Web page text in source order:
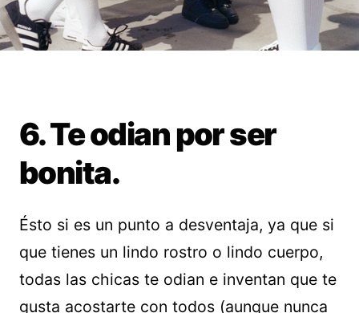
6. Te odian por ser
bonita.
Ésto si es un punto a desventaja, ya que si
que tienes un lindo rostro o lindo cuerpo,
todas las chicas te odian e inventan que te
gusta acostarte con todos (aunque nunca